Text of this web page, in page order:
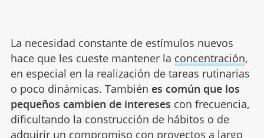
La necesidad constante de estímulos nuevos
hace que les cueste mantener la concentración,
en especial en la realización de tareas rutinarias
o poco dinámicas. También es común que los
pequeños cambien de intereses con frecuencia,
dificultando la construcción de hábitos o de
adquirir un compromiso con proyectos a largo